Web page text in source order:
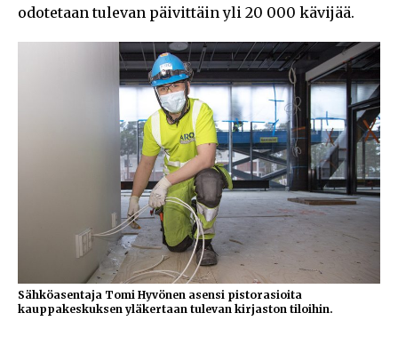
odotetaan tulevan päivittäin yli 20 000 kävijää.
Sähköasentaja Tomi Hyvönen asensi pistorasioita
kauppakeskuksen yläkertaan tulevan kirjaston tiloihin.